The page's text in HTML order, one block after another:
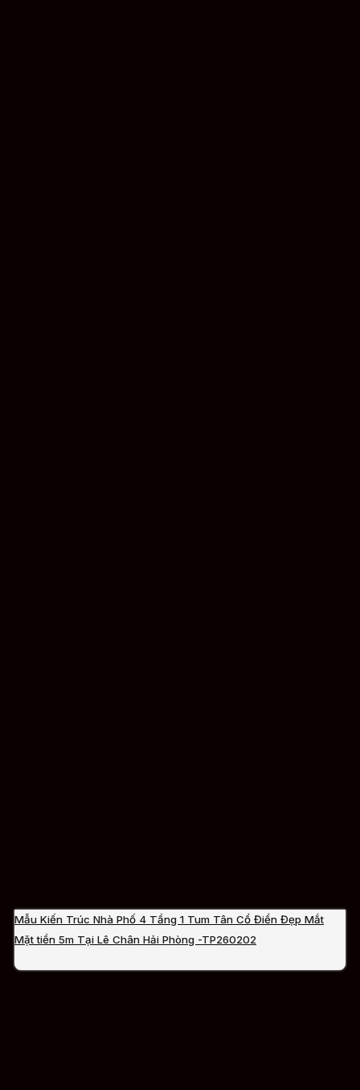
Mẫu Kiến Trúc Nhà Phố 4 Tầng 1 Tum Tân Cổ Điển Đẹp Mắt
Mặt tiền 5m Tại Lê Chân Hải Phòng -TP260202